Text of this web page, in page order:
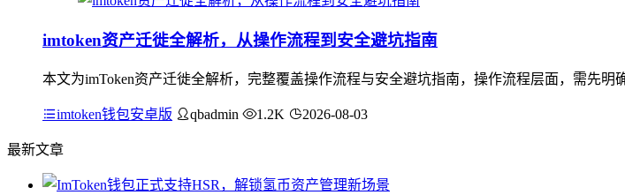
imtoken资产迁徙全解析，从操作流程到安全避坑指南
本文为imToken资产迁徙全解析，完整覆盖操作流程与安全避坑指南，操作流程层面，需先
imtoken钱包安卓版 qbadmin 1.2K 2026-08-03
最新文章